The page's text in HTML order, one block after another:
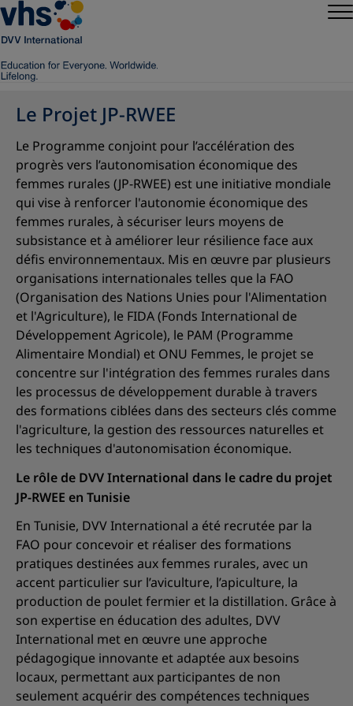
Le Projet JP-RWEE
Le Programme conjoint pour l’accélération des
progrès vers l’autonomisation économique des
femmes rurales (JP-RWEE) est une initiative mondiale
qui vise à renforcer l'autonomie économique des
femmes rurales, à sécuriser leurs moyens de
subsistance et à améliorer leur résilience face aux
défis environnementaux. Mis en œuvre par plusieurs
organisations internationales telles que la FAO
(Organisation des Nations Unies pour l'Alimentation
et l'Agriculture), le FIDA (Fonds International de
Développement Agricole), le PAM (Programme
Alimentaire Mondial) et ONU Femmes, le projet se
concentre sur l'intégration des femmes rurales dans
les processus de développement durable à travers
des formations ciblées dans des secteurs clés comme
l'agriculture, la gestion des ressources naturelles et
les techniques d'autonomisation économique.
Le rôle de DVV International dans le cadre du projet
JP-RWEE en Tunisie
En Tunisie, DVV International a été recrutée par la
FAO pour concevoir et réaliser des formations
pratiques destinées aux femmes rurales, avec un
accent particulier sur l’aviculture, l’apiculture, la
production de poulet fermier et la distillation. Grâce à
son expertise en éducation des adultes, DVV
International met en œuvre une approche
pédagogique innovante et adaptée aux besoins
locaux, permettant aux participantes de non
seulement acquérir des compétences techniques